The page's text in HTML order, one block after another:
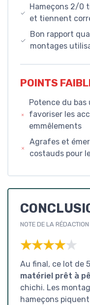
Hameçons 2/0
et tiennent
Bon rapport
montages
POINTS
Potence du
favoriser les
emmêlements
Agrafes et
costauds pour
NOTE DE LA RÉDACTION
★★★★★
★★★★★
Au final, ce lot de
matériel prêt à
chichi. Les
hameçons